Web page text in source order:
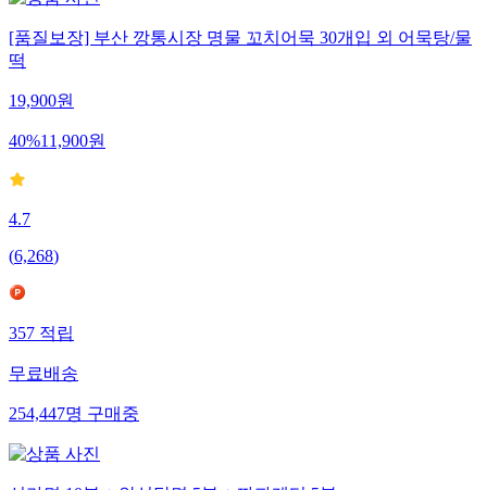
[품질보장] 부산 깡통시장 명물 꼬치어묵 30개입 외 어묵탕/물
떡
19,900원
40%11,900원
4.7
(6,268)
357적립
무료배송
254,447명구매중